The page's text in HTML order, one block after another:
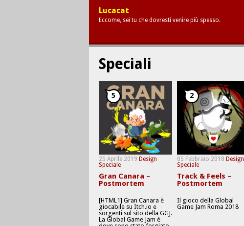
Lucacat
Eccome, sei tu che dovresti venire più spesso.
Speciali
25 Aprile 2019 Design
Speciale
5
Gran Canara –
Postmortem
[HTML1] Gran Canara è
giocabile su Itch.io e
sorgenti sul sito della GGJ.
La Global Game Jam è
05 Febbraio 2018 Design
Speciale
2
Track & Feels –
Postmortem
Il gioco della Global
Game Jam Roma 2018